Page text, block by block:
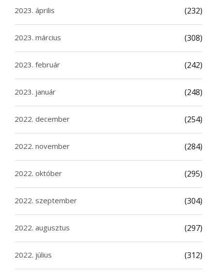
2023. április (232)
2023. március (308)
2023. február (242)
2023. január (248)
2022. december (254)
2022. november (284)
2022. október (295)
2022. szeptember (304)
2022. augusztus (297)
2022. július (312)